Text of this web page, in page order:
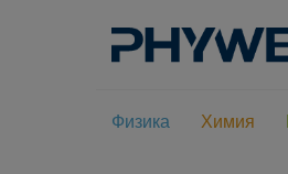
Физика Химия